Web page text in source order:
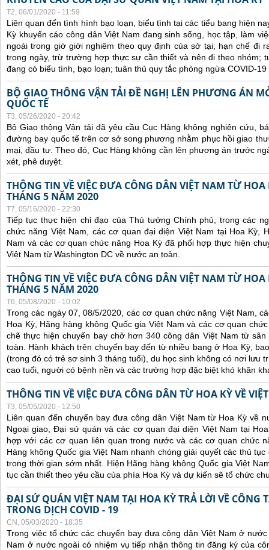
T2, 06/01/2020 - 11:59
Liên quan đến tình hình bạo loạn, biểu tình tại các tiểu bang hiện
Kỳ khuyến cáo công dân Việt Nam đang sinh sống, học tập, làm
ngoài trong giờ giới nghiêm theo quy định của sở tại; hạn chế đi
trong ngày, trừ trường hợp thực sự cần thiết và nên đi theo nhóm; t
đang có biểu tình, bạo loạn; tuân thủ quy tắc phòng ngừa COVID-
BỘ GIAO THÔNG VẬN TẢI ĐỀ NGHỊ LÊN PHƯƠNG ÁN
QUỐC TẾ
T3, 05/26/2020 - 20:42
Bộ Giao thông Vận tải đã yêu cầu Cục Hàng không nghiên cứu,
đường bay quốc tế trên cơ sở song phương nhằm phục hồi giao
mại, đầu tư. Theo đó, Cục Hàng không cần lên phương án trước
xét, phê duyệt.
THÔNG TIN VỀ VIỆC ĐƯA CÔNG DÂN VIỆT NAM TỪ HOA
THÁNG 5 NĂM 2020
T7, 05/16/2020 - 22:30
Tiếp tục thực hiện chỉ đạo của Thủ tướng Chính phủ, trong các
chức năng Việt Nam, các cơ quan đại diện Việt Nam tại Hoa Kỳ,
Nam và các cơ quan chức năng Hoa Kỳ đã phối hợp thực hiện
Việt Nam từ Washington DC về nước an toàn.
THÔNG TIN VỀ VIỆC ĐƯA CÔNG DÂN VIỆT NAM TỪ HOA
THÁNG 5 NĂM 2020
T6, 05/08/2020 - 10:02
Trong các ngày 07, 08/5/2020, các cơ quan chức năng Việt Nam,
Hoa Kỳ, Hãng hàng không Quốc gia Việt Nam và các cơ quan
chẽ thực hiện chuyến bay chở hơn 340 công dân Việt Nam từ
toàn. Hành khách trên chuyến bay đến từ nhiều bang ở Hoa Kỳ,
(trong đó có trẻ sơ sinh 3 tháng tuổi), du học sinh không có nơi lưu
cao tuổi, người có bệnh nền và các trường hợp đặc biệt khó khăn
THÔNG TIN VỀ VIỆC ĐƯA CÔNG DÂN TỪ HOA KỲ VỀ
T3, 05/05/2020 - 12:50
Liên quan đến chuyến bay đưa công dân Việt Nam từ Hoa Kỳ về
Ngoại giao, Đại sứ quán và các cơ quan đại diện Việt Nam tại
hợp với các cơ quan liên quan trong nước và các cơ quan chức
Hàng không Quốc gia Việt Nam nhanh chóng giải quyết các thủ
trong thời gian sớm nhất. Hiện Hãng hàng không Quốc gia Việt
tục cần thiết theo yêu cầu của phía Hoa Kỳ và dự kiến sẽ tổ chức
ĐẠI SỨ QUÁN VIỆT NAM TẠI HOA KỲ TRẢ LỜI VỀ CÔNG
TRONG DỊCH COVID - 19
CN, 05/03/2020 - 18:35
Trong việc tổ chức các chuyến bay đưa công dân Việt Nam ở
Nam ở nước ngoài có nhiệm vụ tiếp nhận thông tin đăng ký của